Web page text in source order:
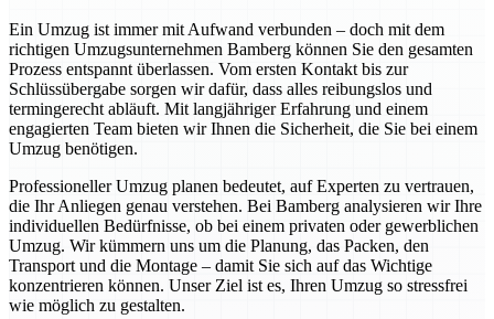
Ein Umzug ist immer mit Aufwand verbunden – doch mit dem
richtigen Umzugsunternehmen Bamberg können Sie den gesamten
Prozess entspannt überlassen. Vom ersten Kontakt bis zur
Schlüssübergabe sorgen wir dafür, dass alles reibungslos und
termingerecht abläuft. Mit langjähriger Erfahrung und einem
engagierten Team bieten wir Ihnen die Sicherheit, die Sie bei einem
Umzug benötigen.
Professioneller Umzug planen bedeutet, auf Experten zu vertrauen,
die Ihr Anliegen genau verstehen. Bei Bamberg analysieren wir Ihre
individuellen Bedürfnisse, ob bei einem privaten oder gewerblichen
Umzug. Wir kümmern uns um die Planung, das Packen, den
Transport und die Montage – damit Sie sich auf das Wichtige
konzentrieren können. Unser Ziel ist es, Ihren Umzug so stressfrei
wie möglich zu gestalten.